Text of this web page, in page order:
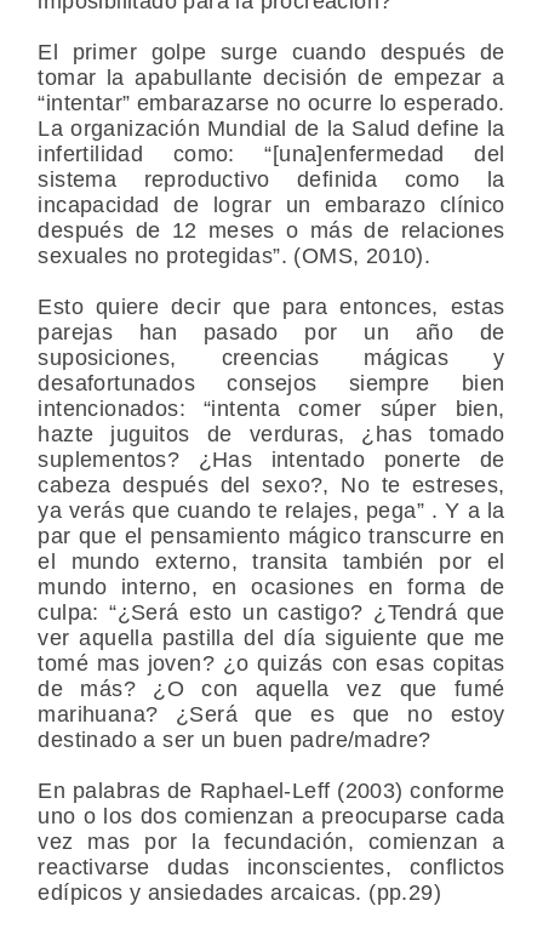
El primer golpe surge cuando después de
tomar la apabullante decisión de empezar a
“intentar” embarazarse no ocurre lo esperado.
La organización Mundial de la Salud define la
infertilidad como: “[una]enfermedad del
sistema reproductivo definida como la
incapacidad de lograr un embarazo clínico
después de 12 meses o más de relaciones
sexuales no protegidas”. (OMS, 2010).
Esto quiere decir que para entonces, estas
parejas han pasado por un año de
suposiciones, creencias mágicas y
desafortunados consejos siempre bien
intencionados: “intenta comer súper bien,
hazte juguitos de verduras, ¿has tomado
suplementos? ¿Has intentado ponerte de
cabeza después del sexo?, No te estreses,
ya verás que cuando te relajes, pega” . Y a la
par que el pensamiento mágico transcurre en
el mundo externo, transita también por el
mundo interno, en ocasiones en forma de
culpa: “¿Será esto un castigo? ¿Tendrá que
ver aquella pastilla del día siguiente que me
tomé mas joven? ¿o quizás con esas copitas
de más? ¿O con aquella vez que fumé
marihuana? ¿Será que es que no estoy
destinado a ser un buen padre/madre?
En palabras de Raphael-Leff (2003) conforme
uno o los dos comienzan a preocuparse cada
vez mas por la fecundación, comienzan a
reactivarse dudas inconscientes, conflictos
edípicos y ansiedades arcaicas. (pp.29)